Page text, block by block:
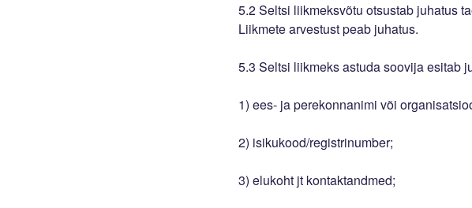
5.2 Seltsi liikmeksvõtu otsustab juhatus
Liikmete arvestust peab juhatus.
5.3 Seltsi liikmeks astuda soovija esitab
1) ees- ja perekonnanimi või
2) isikukood/registrinumber;
3) elukoht jt kontaktandmed;